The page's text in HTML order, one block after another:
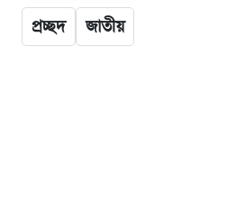
প্রচ্ছদ জাতীয়